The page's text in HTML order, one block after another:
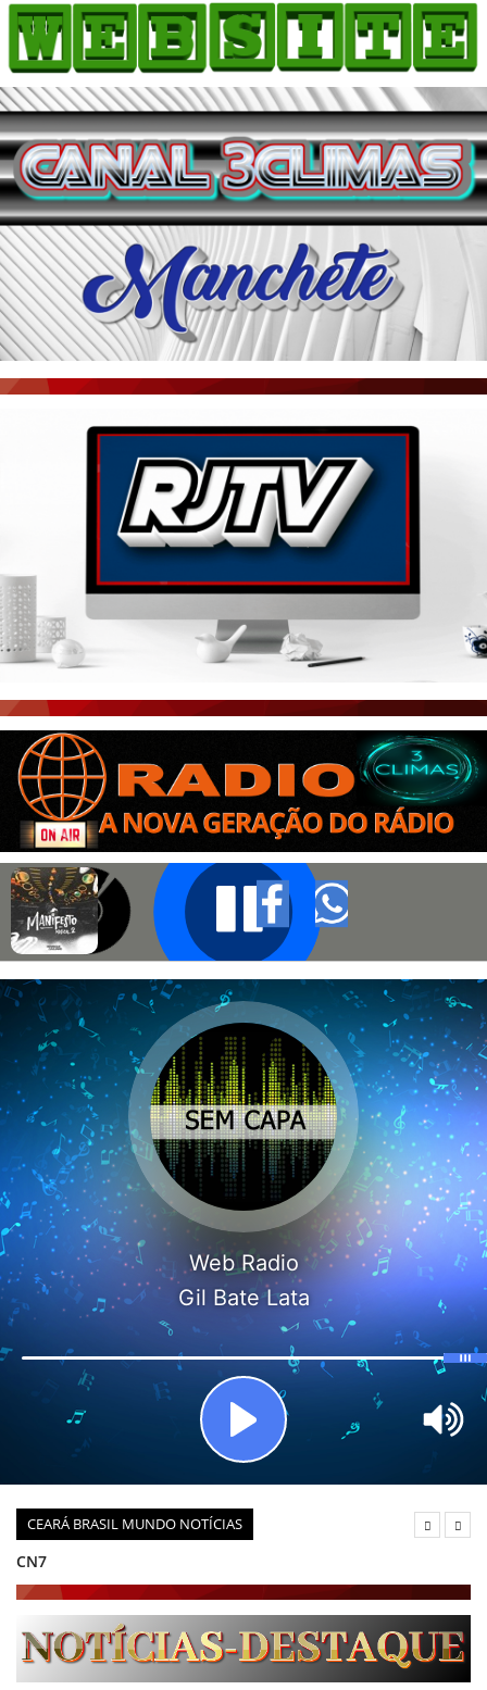
CEARÁ BRASIL MUNDO NOTÍCIAS
CN7
JORNAL DO BRASIL
CNN BRASIL
CBN GLOBO
HOME
COMO ANUNCIAR
JORNAIS DO BRASIL
PODCAST/NOTÍCIAS
AS NOTÍCIAS DO DIA
ACONTECEU...VIROU MANCHETE!
BLOGS & COLUNAS
AGÊNCIA DE NOTÍCIAS
CNN BRASIL
PORTAL CEARÁ
ÚLTIMAS POSTAGENS
BOAS NOTÍCIAS...VIRAM MANCHETE!
CEARÁ BRASIL NOTÍCIAS
CEARÁ BRASIL MUNDO 1
BRASIL DE FATO
NOTÍCIAS GERAIS
CONECTE-SE
REGISTO